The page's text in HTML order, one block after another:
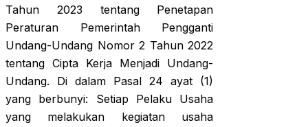
Tahun 2023 tentang Penetapan
Peraturan Pemerintah Pengganti
Undang-Undang Nomor 2 Tahun 2022
tentang Cipta Kerja Menjadi Undang-
Undang. Di dalam Pasal 24 ayat (1)
yang berbunyi: Setiap Pelaku Usaha
yang melakukan kegiatan usaha